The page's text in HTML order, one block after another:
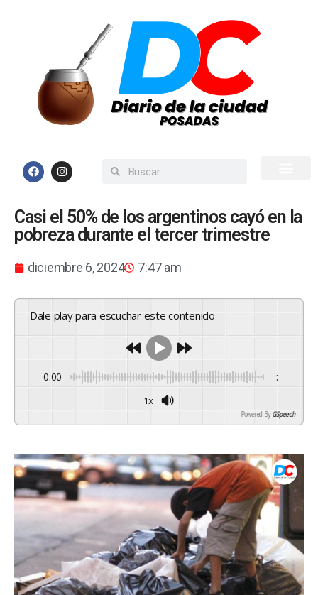
Casi el 50% de los argentinos cayó en la
pobreza durante el tercer trimestre
diciembre 6, 2024 7:47 am
Dale play para escuchar este contenido
0:00 -:--
1x
Powered By GSpeech